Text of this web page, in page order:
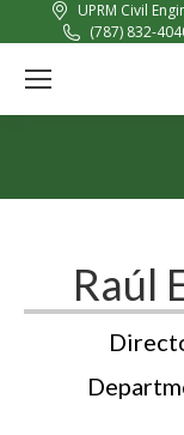
UPRM Civil
(787) 832-
Raúl